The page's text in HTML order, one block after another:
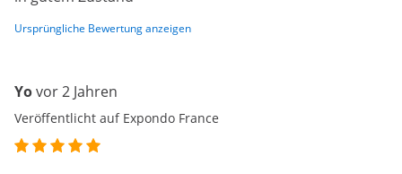
Ursprüngliche Bewertung anzeigen
Yovor 2 Jahren
Veröffentlicht auf Expondo France